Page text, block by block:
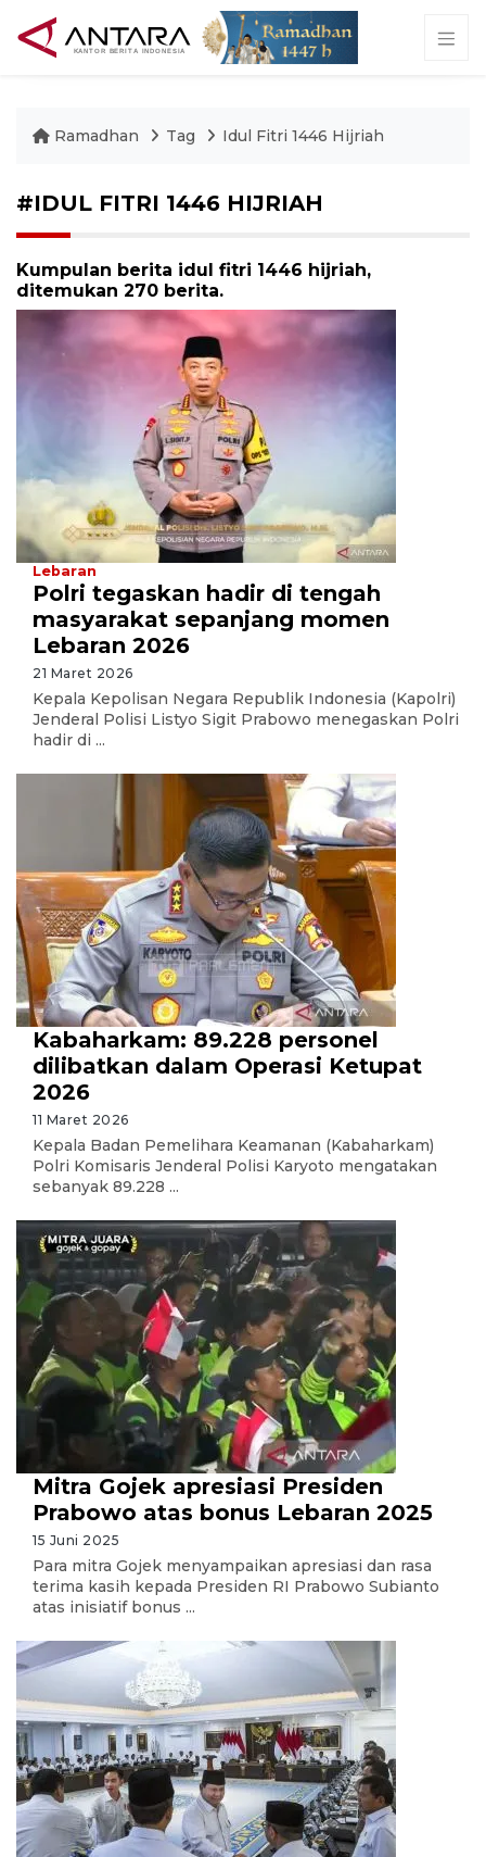
Ramadhan Tag Idul Fitri 1446 Hijriah
#IDUL FITRI 1446 HIJRIAH
Kumpulan berita idul fitri 1446 hijriah,
ditemukan 270 berita.
Lebaran
Polri tegaskan hadir di tengah
masyarakat sepanjang momen
Lebaran 2026
21 Maret 2026
Kepala Kepolisan Negara Republik Indonesia (Kapolri)
Jenderal Polisi Listyo Sigit Prabowo menegaskan Polri
hadir di ...
Kabaharkam: 89.228 personel
dilibatkan dalam Operasi Ketupat
2026
11 Maret 2026
Kepala Badan Pemelihara Keamanan (Kabaharkam)
Polri Komisaris Jenderal Polisi Karyoto mengatakan
sebanyak 89.228 ...
Mitra Gojek apresiasi Presiden
Prabowo atas bonus Lebaran 2025
15 Juni 2025
Para mitra Gojek menyampaikan apresiasi dan rasa
terima kasih kepada Presiden RI Prabowo Subianto
atas inisiatif bonus ...